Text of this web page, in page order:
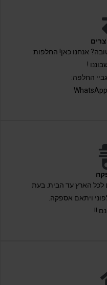
אנחנו כאן! החלפות
!
החלפה:
19 ימי עסקים לכל הארץ עד הבית. בעת
ויתאם אספקה.
!!